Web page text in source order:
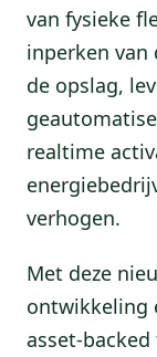
van fysieke
inperken van
de opslag,
realtime
verhogen.
Met deze
ontwikkeling
asset-